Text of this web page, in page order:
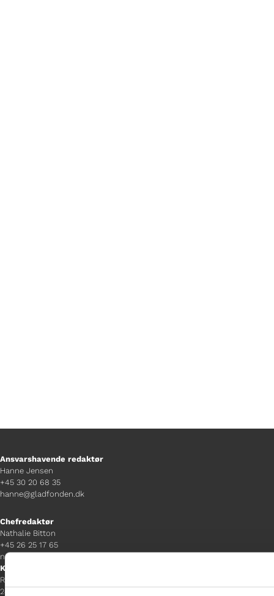
Ansvarshavende redaktør
Hanne Jensen
+45 30 20 68 35
hanne@gladfonden.dk
Chefredaktør
Nathalie Bitton
+45 26 25 17 65
nathalie@tv-glad.dk
København
Rentemestervej 45-47
2400 NV